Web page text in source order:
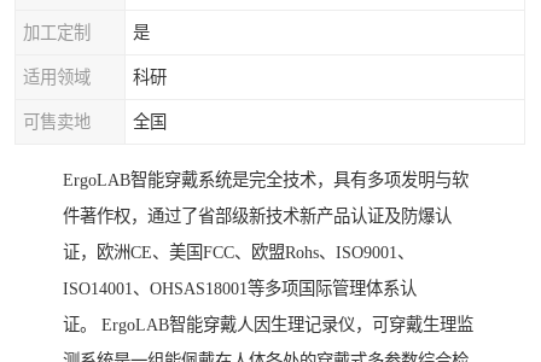
加工定制 是
适用领域 科研
可售卖地 全国
ErgoLAB智能穿戴系统是完全技术，具有多项发明与软
件著作权，通过了省部级新技术新产品认证及防爆认
证，欧洲CE、美国FCC、欧盟Rohs、ISO9001、
ISO14001、OHSAS18001等多项国际管理体系认
证。 ErgoLAB智能穿戴人因生理记录仪，可穿戴生理监